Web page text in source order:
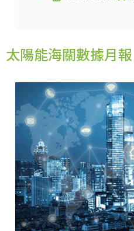
太陽能海關數據月報